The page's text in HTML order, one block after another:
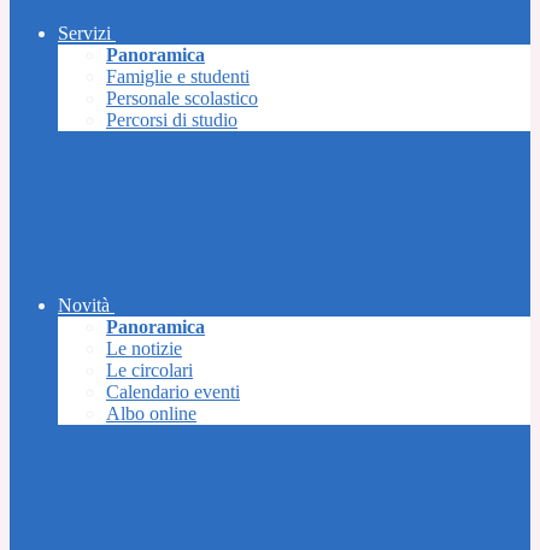
Servizi
Panoramica
Famiglie e studenti
Personale scolastico
Percorsi di studio
Novità
Panoramica
Le notizie
Le circolari
Calendario eventi
Albo online